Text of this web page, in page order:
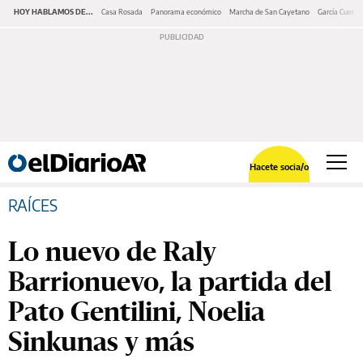
HOY HABLAMOS DE... Casa Rosada Panorama económico Marcha de San Cayetano García Cuerva
Hacete socia/o
RAÍCES
Lo nuevo de Raly
Barrionuevo, la partida del
Pato Gentilini, Noelia
Sinkunas y más